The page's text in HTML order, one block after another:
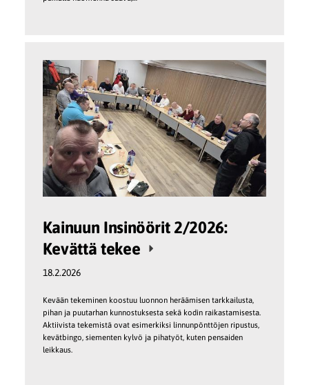
Kainuun Insinöörit 2/2026:
Kevättä tekee
18.2.2026
Kevään tekeminen koostuu luonnon heräämisen tarkkailusta,
pihan ja puutarhan kunnostuksesta sekä kodin raikastamisesta.
Aktiivista tekemistä ovat esimerkiksi linnunpönttöjen ripustus,
kevätbingo, siementen kylvö ja pihatyöt, kuten pensaiden
leikkaus.